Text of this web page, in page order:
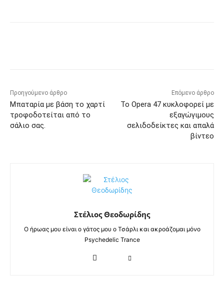
Προηγούμενο άρθρο
Μπαταρία με βάση το χαρτί
τροφοδοτείται από το
σάλιο σας.
Επόμενο άρθρο
Το Opera 47 κυκλοφορεί με
εξαγώγιμους
σελιδοδείκτες και απαλά
βίντεο
Στέλιος Θεοδωρίδης
Ο ήρωας μου είναι ο γάτος μου ο Τσάρλι και ακροάζομαι μόνο
Psychedelic Trance